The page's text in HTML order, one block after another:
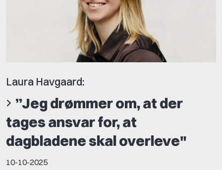
Laura Havgaard:
”Jeg drømmer om, at der
tages ansvar for, at
dagbladene skal overleve"
10-10-2025